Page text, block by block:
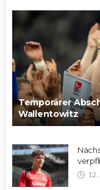
Temporärer
Wallentowitz